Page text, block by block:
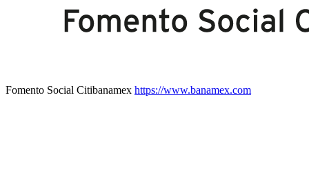
Fomento Social Citibanamex https://www.banamex.com